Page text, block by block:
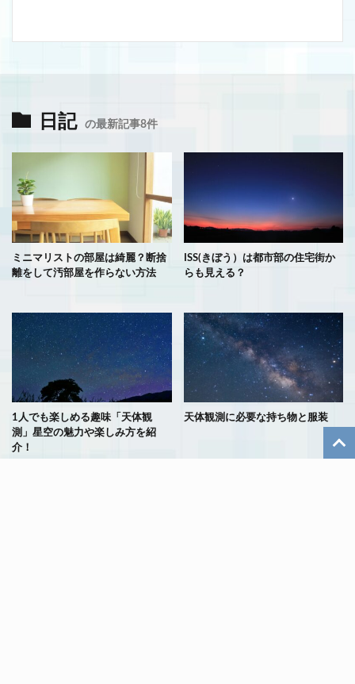
日記 の最新記事8件
ミニマリストの部屋は綺麗？断捨
離をして汚部屋を作らない方法
ISS(きぼう）は都市部の住宅街か
らも見える？
1人でも楽しめる趣味「天体観
測」星空の魅力や楽しみ方を紹
介！
天体観測に必要な持ち物と服装